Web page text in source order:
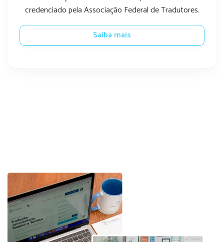
credenciado pela Associação Federal de Tradutores.
Saiba mais